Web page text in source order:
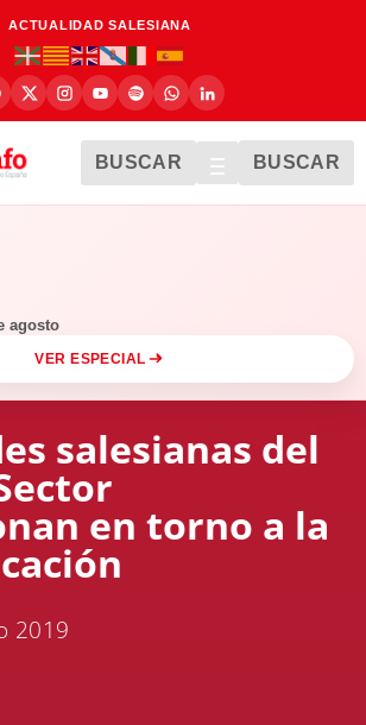
ACTUALIDAD SALESIANA
BUSCAR BUSCAR
agosto
VER ESPECIAL
salesianas del
en torno a la
2019